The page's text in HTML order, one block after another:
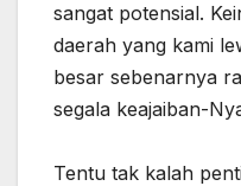
sangat potensial.
daerah yang kami
besar sebenarnya
segala keajaiban-
‎Tentu tak kalah